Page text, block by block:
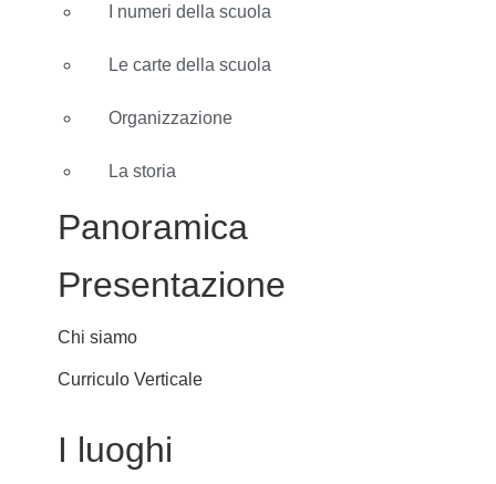
I numeri della scuola
Le carte della scuola
Organizzazione
La storia
Panoramica
Presentazione
Chi siamo
Curriculo Verticale
I luoghi